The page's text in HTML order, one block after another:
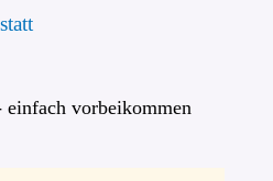
vorbeikommen